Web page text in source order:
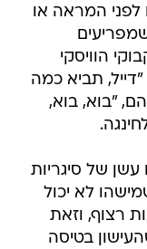
לפני המראה או
הוויסקי
תביא כמה
"בוא, בוא,
של סיגריות
לא יכול
רצוף, וזאת
בטיסה